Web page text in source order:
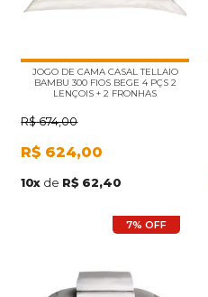
JOGO DE CAMA CASAL TELLAIO
BAMBU 300 FIOS BEGE 4 PÇS 2
LENÇOIS + 2 FRONHAS
R$ 674,00
R$ 624,00
10x de R$ 62,40
7% OFF